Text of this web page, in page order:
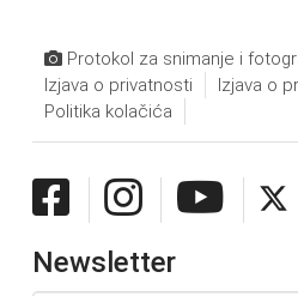
Protokol za snimanje i
Izjava o privatnosti
Izjava o
Politika kolačića
Newsletter